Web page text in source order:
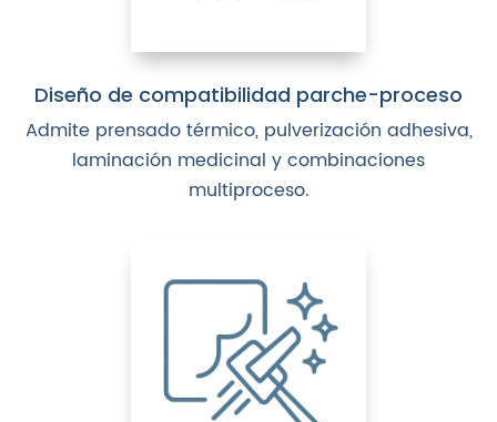
Diseño de compatibilidad parche-proceso
Admite prensado térmico, pulverización adhesiva,
laminación medicinal y combinaciones
multiproceso.